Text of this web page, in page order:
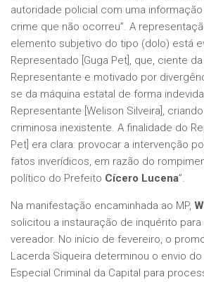
autoridade policial com uma
crime que não ocorreu”. A
elemento subjetivo do tipo (dolo) está
Representado [Guga Pet], que, ciente
Representante e motivado por
se da máquina estatal de forma
Representante [Welison Silveira],
criminosa inexistente. A finalidade do
Pet] era clara: provocar a intervenção
fatos inverídicos, em razão do
político do Prefeito Cícero Lucena”.
Na manifestação encaminhada ao MP,
solicitou a instauração de inquérito
vereador. No início de fevereiro, o
Lacerda Siqueira determinou o envio
Especial Criminal da Capital para